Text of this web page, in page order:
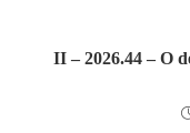
II – 2026.44 – O